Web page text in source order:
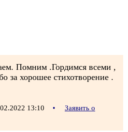
Помним .Гордимся всеми ,
за хорошее стихотворение .
13:10 •
Заявить о